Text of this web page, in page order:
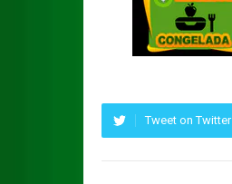
Tweet on Twitter